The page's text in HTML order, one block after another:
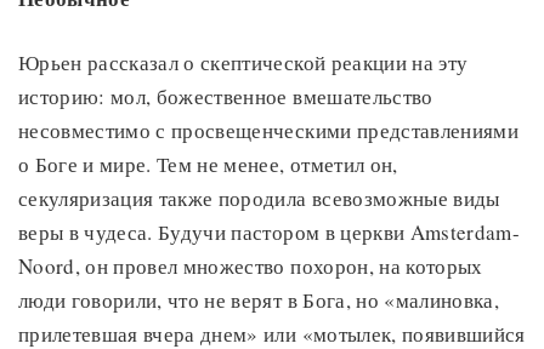
Юрьен рассказал о скептической реакции на эту
историю: мол, божественное вмешательство
несовместимо с просвещенческими представлениями
о Боге и мире. Тем не менее, отметил он,
секуляризация также породила всевозможные виды
веры в чудеса. Будучи пастором в церкви Amsterdam-
Noord, он провел множество похорон, на которых
люди говорили, что не верят в Бога, но «малиновка,
прилетевшая вчера днем» или «мотылек, появившийся